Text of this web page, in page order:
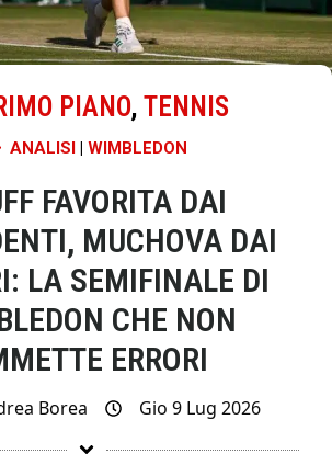
PIANO, TENNIS
ANALISI| WIMBLEDON
FAVORITA DAI
MUCHOVA DAI
LA SEMIFINALE DI
CHE NON
ERRORI
Borea Gio 9 Lug 2026